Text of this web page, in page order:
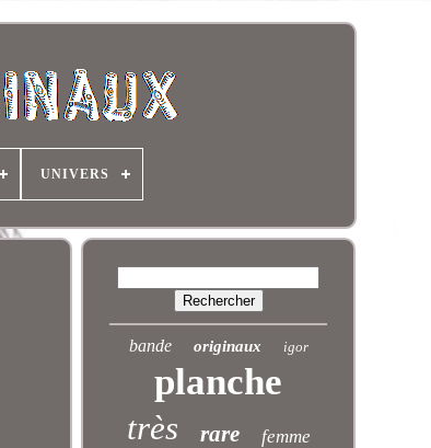
UNIVERS
bande originaux igor
planche
très rare
femme